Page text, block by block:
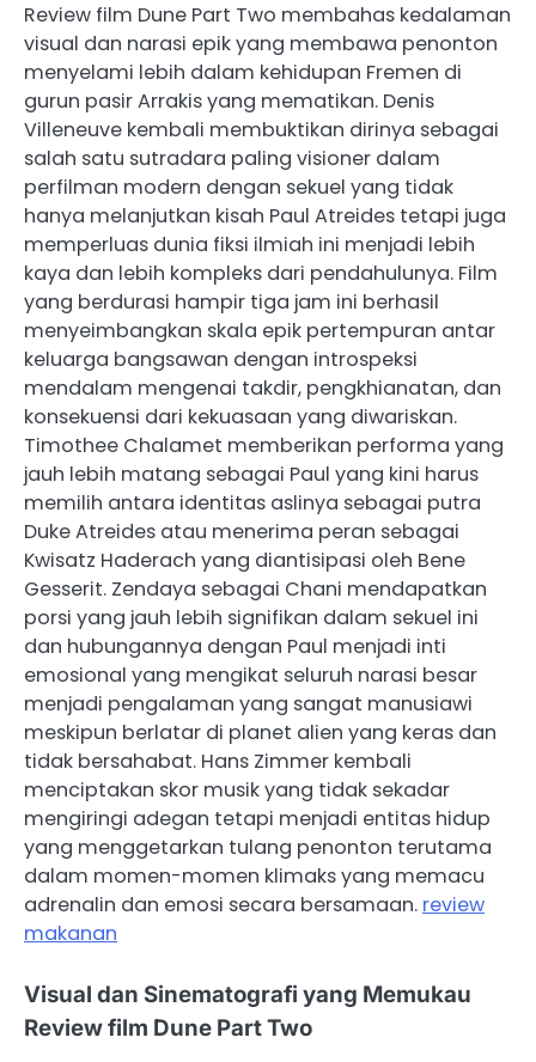
Review film Dune Part Two membahas kedalaman
visual dan narasi epik yang membawa penonton
menyelami lebih dalam kehidupan Fremen di
gurun pasir Arrakis yang mematikan. Denis
Villeneuve kembali membuktikan dirinya sebagai
salah satu sutradara paling visioner dalam
perfilman modern dengan sekuel yang tidak
hanya melanjutkan kisah Paul Atreides tetapi juga
memperluas dunia fiksi ilmiah ini menjadi lebih
kaya dan lebih kompleks dari pendahulunya. Film
yang berdurasi hampir tiga jam ini berhasil
menyeimbangkan skala epik pertempuran antar
keluarga bangsawan dengan introspeksi
mendalam mengenai takdir, pengkhianatan, dan
konsekuensi dari kekuasaan yang diwariskan.
Timothee Chalamet memberikan performa yang
jauh lebih matang sebagai Paul yang kini harus
memilih antara identitas aslinya sebagai putra
Duke Atreides atau menerima peran sebagai
Kwisatz Haderach yang diantisipasi oleh Bene
Gesserit. Zendaya sebagai Chani mendapatkan
porsi yang jauh lebih signifikan dalam sekuel ini
dan hubungannya dengan Paul menjadi inti
emosional yang mengikat seluruh narasi besar
menjadi pengalaman yang sangat manusiawi
meskipun berlatar di planet alien yang keras dan
tidak bersahabat. Hans Zimmer kembali
menciptakan skor musik yang tidak sekadar
mengiringi adegan tetapi menjadi entitas hidup
yang menggetarkan tulang penonton terutama
dalam momen-momen klimaks yang memacu
adrenalin dan emosi secara bersamaan. review
makanan
Visual dan Sinematografi yang Memukau
Review film Dune Part Two